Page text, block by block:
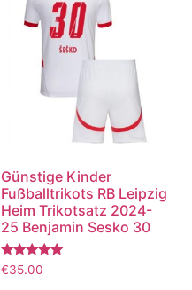
Günstige Kinder
Fußballtrikots RB Leipzig
Heim Trikotsatz 2024-
25 Benjamin Sesko 30
Bewertet
mit
€35.00